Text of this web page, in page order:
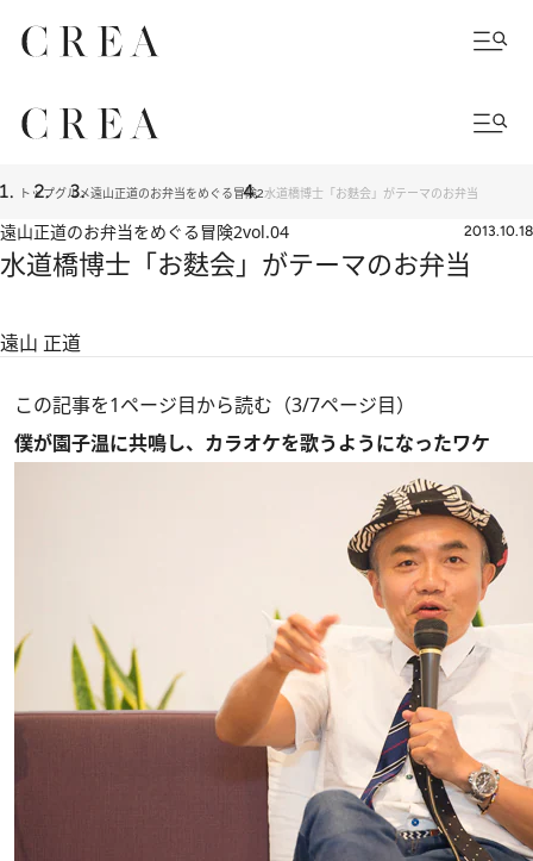
トップグルメ遠山正道のお弁当をめぐる冒険2水道橋博士「お麩会」がテーマのお弁当
遠山正道のお弁当をめぐる冒険2vol.04 2013.10.18
水道橋博士「お麩会」がテーマのお弁当
遠山 正道
この記事を1ページ目から読む（3/7ページ目）
僕が園子温に共鳴し、カラオケを歌うようになったワケ